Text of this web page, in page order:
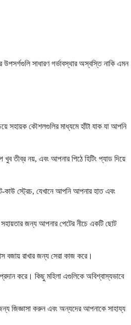
সাধারণ গর্ভাবস্থার অস্বস্তি নাকি এমন
সহায়ক কৌশলগুলির মাধ্যমে হাঁটা যাক যা আপনি
তীব্র নয়, এবং আপনার পিঠে হিটিং প্যাড দিয়ে
কাউ স্ট্রেচ, যেখানে আপনি আপনার হাত এবং
জন্য আপনার পেটের নীচে একটি ছোট
বজায় রাখার জন্য সেরা কাজ করে।
করে। কিছু মহিলা এগুলিকে অবিশ্বাস্যভাবে
জিজ্ঞাসা করুন এবং অন্যদের আপনাকে সাহায্য